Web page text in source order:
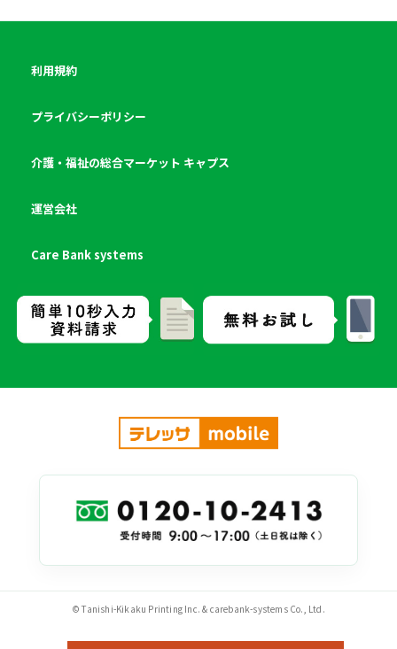
利用規約
プライバシーポリシー
介護・福祉の総合マーケット キャプス
運営会社
Care Bank systems
© Tanishi-Kikaku Printing Inc. & carebank-systems Co., Ltd.